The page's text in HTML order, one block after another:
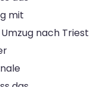
mit
nach Triest